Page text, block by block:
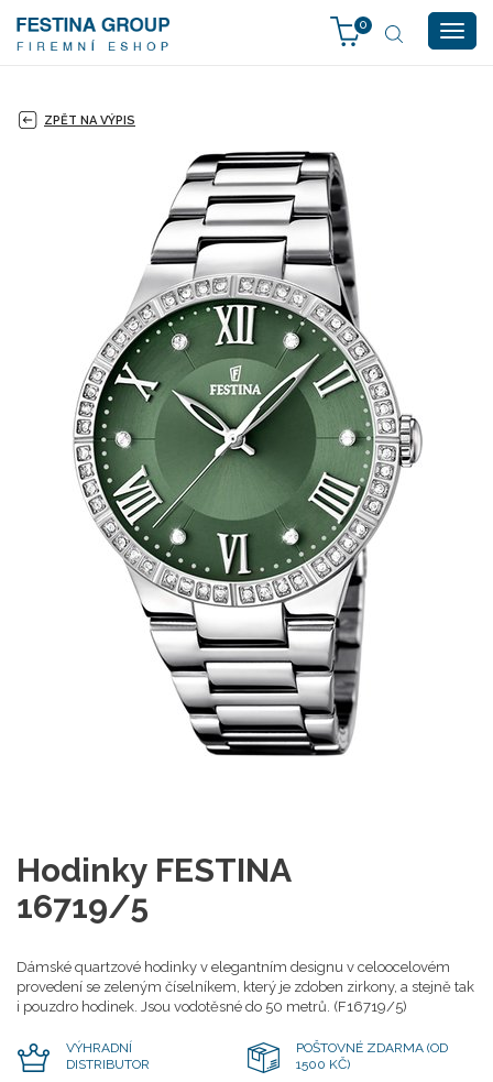
0
ZPĚT NA VÝPIS
Hodinky FESTINA
16719/5
Dámské quartzové hodinky v elegantním designu v celoocelovém
provedení se zeleným číselníkem, který je zdoben zirkony, a stejně tak
i pouzdro hodinek. Jsou vodotěsné do 50 metrů. (F16719/5)
VÝHRADNÍ
DISTRIBUTOR
POŠTOVNÉ ZDARMA (OD
1500 KČ)